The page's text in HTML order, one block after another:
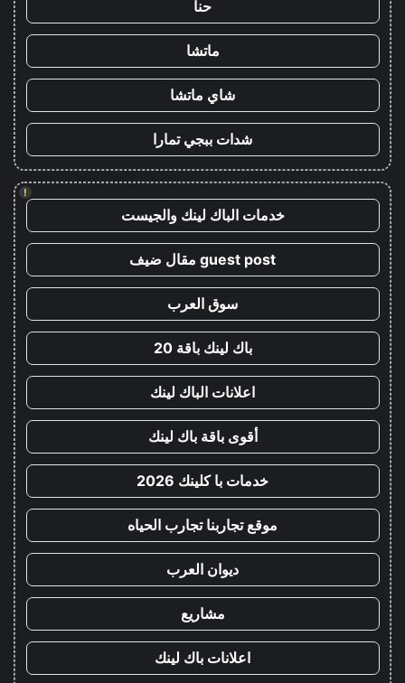
حنا
ماتشا
شاي ماتشا
شدات ببجي تمارا
!
خدمات الباك لينك والجيست
guest post مقال ضيف
سوق العرب
باك لينك باقة 20
اعلانات الباك لينك
أقوى باقة باك لينك
خدمات با كلينك 2026
موقع تجاربنا تجارب الحياه
ديوان العرب
مشاريع
اعلانات باك لينك